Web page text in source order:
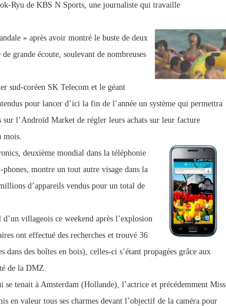
Ryu de KBS N Sports, une journaliste qui travaille
» après avoir montré le buste de deux
grande écoute, soulevant de nombreuses
sud-coréen SK Telecom et le géant
pour lancer d’ici la fin de l’année un système qui permettra
sur l’Androïd Market de régler leurs achats sur leur facture
mois.
deuxième mondial dans la téléphonie
montre un tout autre visage dans la
d’appareils vendus pour un total de
d’un villageois ce weekend après l’explosion
ont effectué des recherches et trouvé 36
des boîtes en bois), celles-ci s’étant propagées grâce aux
de la DMZ.
se tenait à Amsterdam (Hollande), l’actrice et précédemment Miss
en valeur tous ses charmes devant l’objectif de la caméra pour